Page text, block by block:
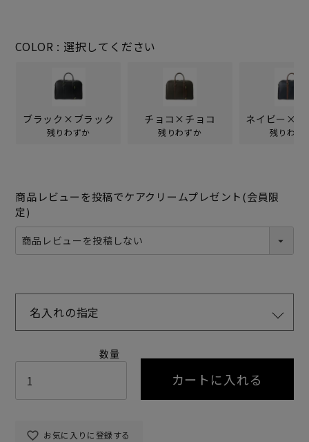
COLOR 選択してください
ブラック×ブラック
残りわずか
チョコ×チョコ
残りわずか
ネイビー×キ
残りわず
お気に入りに登録する
カートに入れる
商品レビューを投稿でケアクリームプレゼント(会員限
定)
名入れの指定